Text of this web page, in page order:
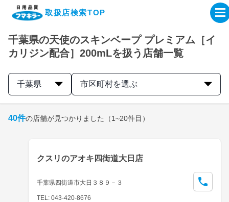
取扱店検索TOP
企業・IR情報サイト
製品情報サイト
取扱店検索はこちら
千葉県の天使のスキンベープ プレミアム［イ
カリジン配合］200mLを扱う店舗一覧
千葉県 市区町村を選ぶ
40件の店舗が見つかりました （1~20件目）
クスリのアオキ四街道大日店
千葉県四街道市大日３８９－３
TEL: 043-420-8676